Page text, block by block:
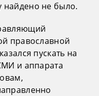
найдено не было.
православной
пускать на
и аппарата